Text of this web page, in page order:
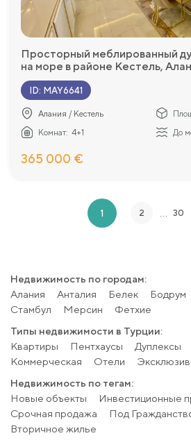
Просторный меблированный
на море в районе Кестель,
ID: MAY6641
Алания / Кестель
Комнат: 4+1 До
365 000 €
1 2 … 30
Недвижимость по городам:
Алания
Анталия Белек Бодрум
Стамбул
Мерсин
Фетхие
Типы недвижимости в Турции:
Квартиры
Пентхаусы Дуплексы
Коммерческая
Отели
Недвижимость по тегам:
Новые объекты
Инвестиционные
Срочная продажа
Под
Вторичное жилье